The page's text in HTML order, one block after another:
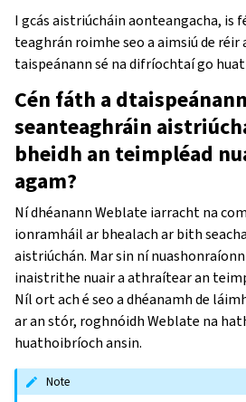
I gcás aistriúcháin aonteangacha, is
teaghrán roimhe seo a aimsiú de
taispeánann sé na difríochtaí go
Cén fáth a
seanteaghráin
bheidh an teimpléad
agam?
Ní dhéanann Weblate iarracht na
ionramháil ar bhealach ar bith
aistriúchán. Mar sin ní
inaistrithe nuair a athraítear an
Níl ort ach é seo a dhéanamh de
ar an stór, roghnóidh Weblate na
huathoibríoch ansin.
Note